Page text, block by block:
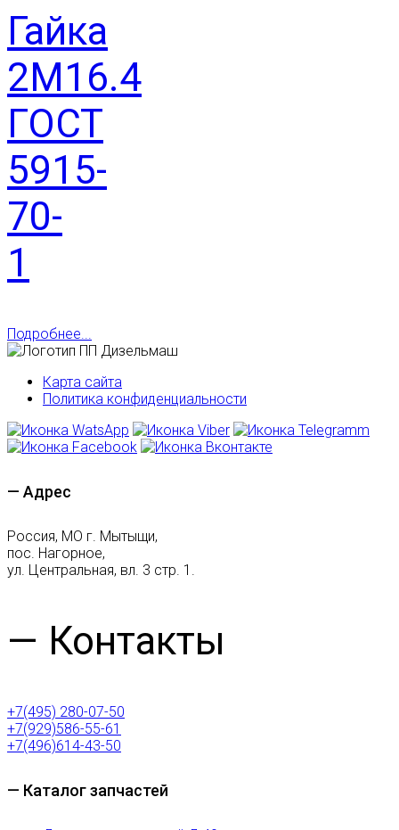
Гайка
2М16.4
ГОСТ
5915-
70-
1
Подробнее...
Карта сайта
Политика конфиденциальности
— Адрес
Россия, МО г. Мытыщи,
пос. Нагорное,
ул. Центральная, вл. 3 стр. 1.
— Контакты
+7(495) 280-07-50
+7(929)586-55-61
+7(496)614-43-50
— Каталог запчастей